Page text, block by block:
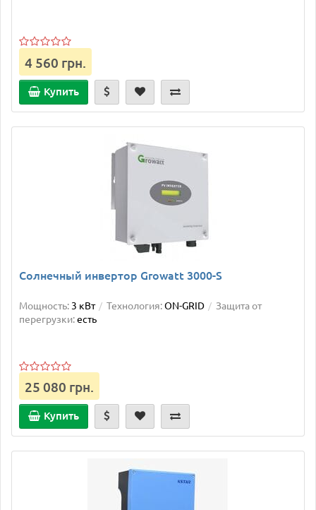
4 560 грн.
Купить
Солнечный инвертор Growatt 3000-S
Мощность: 3 кВт Технология:ON-GRID
Защита от
перегрузки:есть
25 080 грн.
Купить